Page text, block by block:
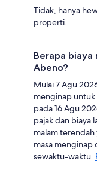
Tidak, hanya
properti.
Berapa biaya
Abeno?
Mulai 7 Agu
menginap untuk
pada 16 Agu
pajak dan biaya
malam
masa menginap
sewaktu-waktu.